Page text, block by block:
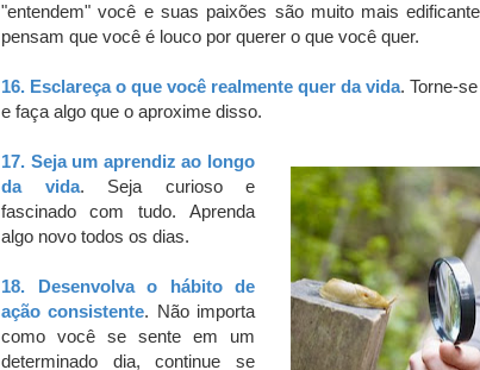
"entendem" você e suas paixões são muito mais
pensam que você é louco por querer o que você quer.
16. Esclareça o que você realmente quer da vida. Torne-
e faça algo que o aproxime disso.
17. Seja um aprendiz ao longo
da vida. Seja curioso e
fascinado com tudo. Aprenda
algo novo todos os dias.
18. Desenvolva o hábito de
ação consistente. Não importa
como você se sente em um
determinado dia, continue se